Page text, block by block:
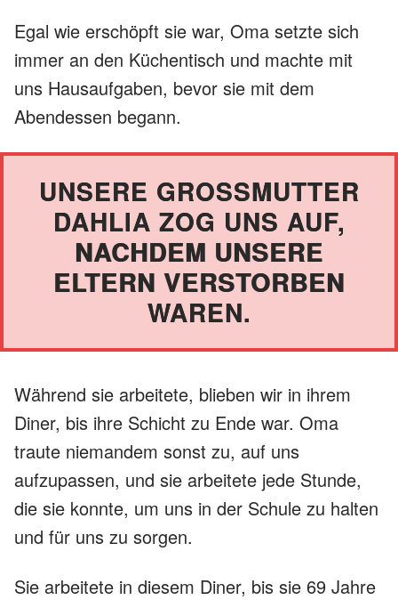
Egal wie erschöpft sie war, Oma setzte sich
immer an den Küchentisch und machte mit
uns Hausaufgaben, bevor sie mit dem
Abendessen begann.
UNSERE GROSSMUTTER D
AHLIA ZOG UNS AUF, N
ACHDEM UNSERE E
LTERN VERSTORBEN W
AREN.
Während sie arbeitete, blieben wir in ihrem
Diner, bis ihre Schicht zu Ende war. Oma
traute niemandem sonst zu, auf uns
aufzupassen, und sie arbeitete jede Stunde,
die sie konnte, um uns in der Schule zu halten
und für uns zu sorgen.
Sie arbeitete in diesem Diner, bis sie 69 Jahre